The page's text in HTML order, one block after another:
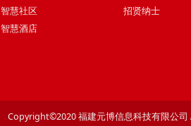
智慧社区
智慧酒店
招贤纳士
Copyright©2020 福建元博信息科技有限公司